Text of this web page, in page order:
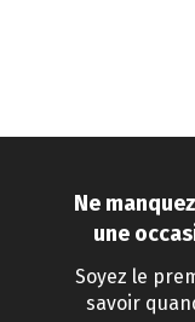
Ne
une
Soyez le
savoir